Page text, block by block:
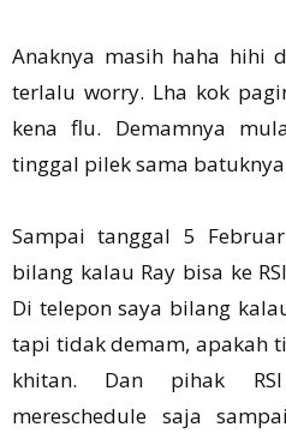
Anaknya masih haha hihi
terlalu worry. Lha kok
kena flu. Demamnya
tinggal pilek sama
Sampai tanggal 5
bilang kalau Ray bisa ke
Di telepon saya bilang
tapi tidak demam, apakah
khitan. Dan pihak
mereschedule saja